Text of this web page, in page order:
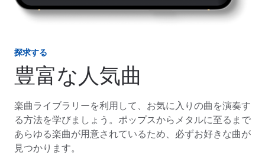
探求する
豊富な人気曲
楽曲ライブラリーを利用して、お気に入りの曲を演奏す
る方法を学びましょう。ポップスからメタルに至るまで
あらゆる楽曲が用意されているため、必ずお好きな曲が
見つかります。